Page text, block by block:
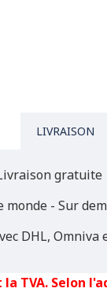
LIVRAISON
gratuite
monde - Sur
DHL, Omniva
TVA. Selon